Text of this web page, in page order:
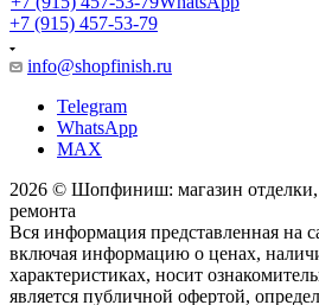
+7 (915) 457-53-79
info@shopfinish.ru
Telegram
WhatsApp
MAX
2026 © Шопфиниш: магазин отделки,
ремонта
Вся информация представленная на
включая информацию о ценах,
характеристиках, носит
является публичной офертой,